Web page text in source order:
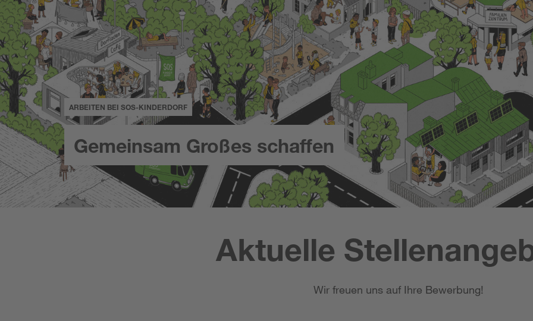
ARBEITEN BEI SOS-KINDERDORF
Gemeinsam Großes schaffen
Aktuelle
Wir freuen uns auf Ihre Bewerbung!